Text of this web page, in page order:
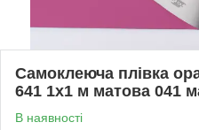
Самоклеюча плівка
641 1x1 м матова 041
В наявності